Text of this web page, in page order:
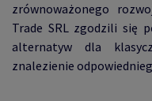
zrównoważonego
Trade SRL zgodzili się
alternatyw dla
znalezienie